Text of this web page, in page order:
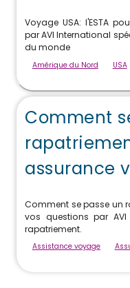
Voyage USA: l'ESTA
par AVI International
du monde
Amérique du Nord USA
Comment
assurance
Comment se passe un
vos questions par
rapatriement.
Assistance voyage